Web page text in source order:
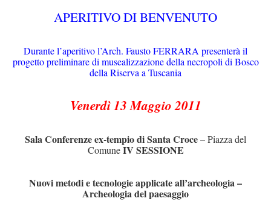
APERITIVO DI BENVENUTO
Durante l’aperitivo l’Arch. Fausto FERRARA presenterà il
progetto preliminare di musealizzazione della necropoli di Bosco
della Riserva a Tuscania
Venerdì 13 Maggio 2011
Sala Conferenze ex-tempio di Santa Croce– Piazza del
ComuneIV SESSIONE
Nuovi metodi e tecnologie applicate all’archeologia –
Archeologia del paesaggio